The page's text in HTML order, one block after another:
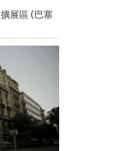
擴展區 (巴塞